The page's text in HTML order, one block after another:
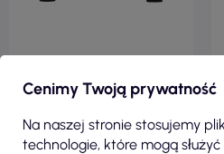
( 27,06 zł brutto )
Koszulka damska lady regular
ls premium czarny Jhk Jhk
Cenimy Twoją prywatność
Na naszej stronie stosujemy
technologie, które mogą